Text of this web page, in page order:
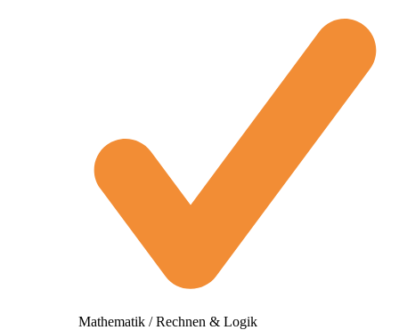
Mathematik / Rechnen & Logik